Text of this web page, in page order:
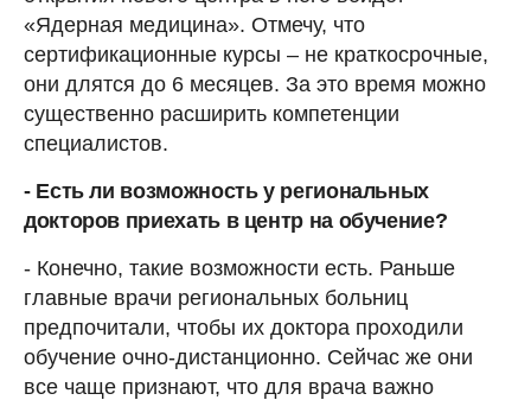
«Ядерная медицина». Отмечу, что
сертификационные курсы – не краткосрочные,
они длятся до 6 месяцев. За это время можно
существенно расширить компетенции
специалистов.
- Есть ли возможность у региональных
докторов приехать в центр на обучение?
- Конечно, такие возможности есть. Раньше
главные врачи региональных больниц
предпочитали, чтобы их доктора проходили
обучение очно-дистанционно. Сейчас же они
все чаще признают, что для врача важно